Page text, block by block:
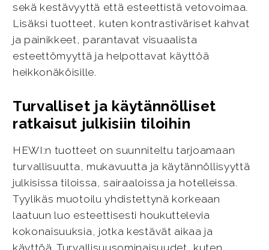
sekä kestävyyttä että esteettistä vetovoimaa.
Lisäksi tuotteet, kuten kontrastiväriset kahvat
ja painikkeet, parantavat visuaalista
esteettömyyttä ja helpottavat käyttöä
heikkonäköisille.
Turvalliset ja käytännölliset
ratkaisut julkisiin tiloihin
HEWI:n tuotteet on suunniteltu tarjoamaan
turvallisuutta, mukavuutta ja käytännöllisyyttä
julkisissa tiloissa, sairaaloissa ja hotelleissa.
Tyylikäs muotoilu yhdistettynä korkeaan
laatuun luo esteettisesti houkuttelevia
kokonaisuuksia, jotka kestävät aikaa ja
käyttöä. Turvallisuusominaisuudet, kuten